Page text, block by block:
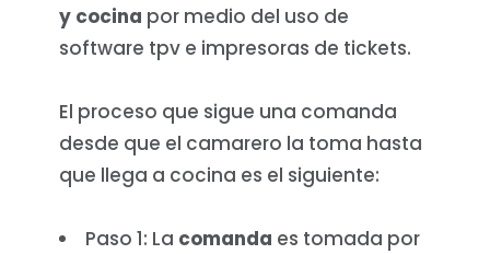
y cocina por medio del uso de
software tpv e impresoras de tickets.
El proceso que sigue una comanda
desde que el camarero la toma hasta
que llega a cocina es el siguiente:
Paso 1: La comanda es tomada por